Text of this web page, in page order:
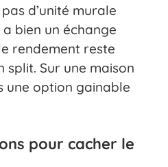
d’unité murale
bien un échange
rendement reste
split. Sur une maison
une option gainable
pour cacher le